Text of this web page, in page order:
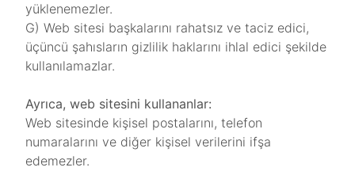
yüklenemezler.
G) Web sitesi başkalarını rahatsız ve taciz edici,
üçüncü şahısların gizlilik haklarını ihlal edici şekilde
kullanılamazlar.
Ayrıca, web sitesini kullananlar:
Web sitesinde kişisel postalarını, telefon
numaralarını ve diğer kişisel verilerini ifşa
edemezler.